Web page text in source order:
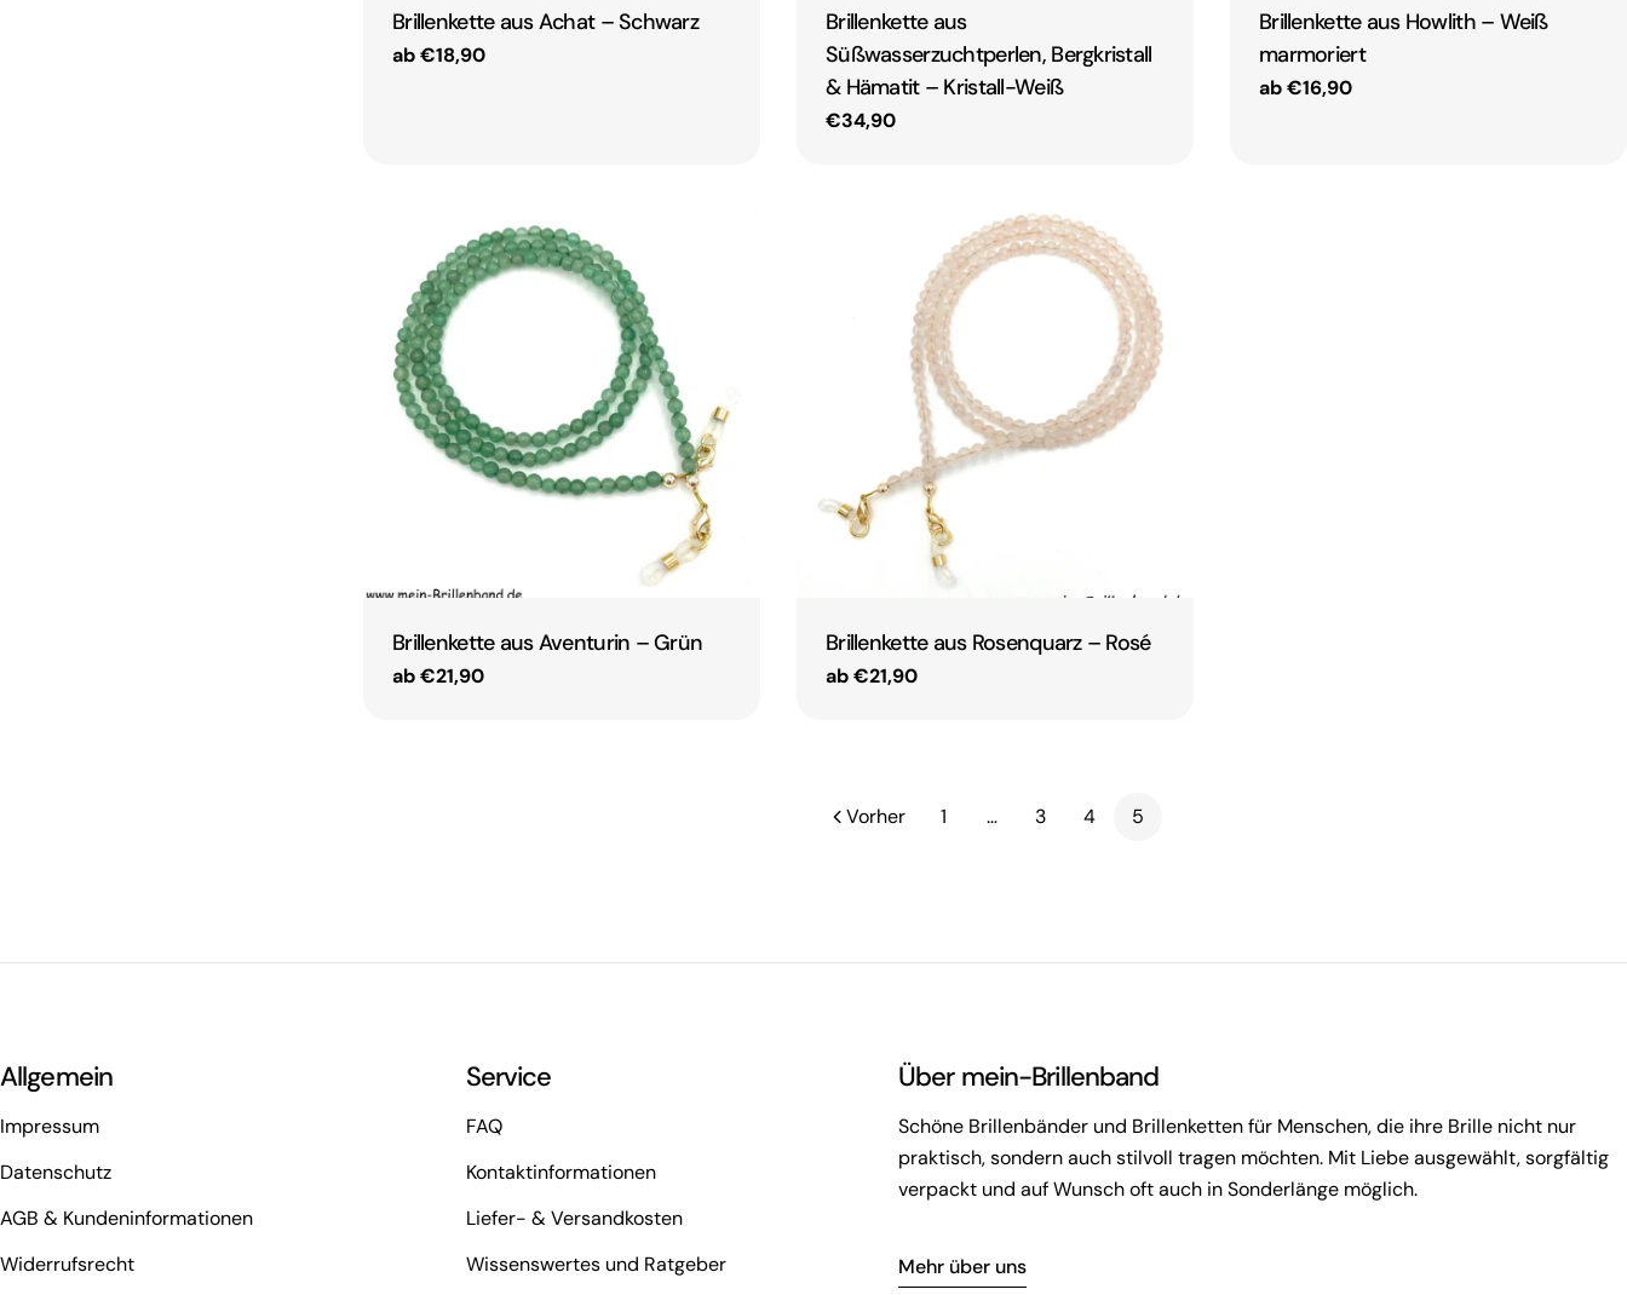
Brillenkette aus Achat – Schwarz
Regulärer
ab €18,90
Brillenkette aus
Süßwasserzuchtperlen, Bergkristall
& Hämatit – Kristall-Weiß
Regulärer
€34,90
Brillenkette aus Howlith – Weiß
marmoriert
Regulärer
ab €16,90
Brillenkette aus Aventurin – Grün
Regulärer
ab €21,90
Brillenkette aus Rosenquarz – Rosé
Regulärer
ab €21,90
Vorher 1 … 3 4 5
Allgemein
Impressum
Datenschutz
AGB & Kundeninformationen
Widerrufsrecht
Service
FAQ
Kontaktinformationen
Liefer- & Versandkosten
Wissenswertes und Ratgeber
Über mein-Brillenband
Schöne Brillenbänder und Brillenketten für Menschen, die ihre Brille nicht nur
praktisch, sondern auch stilvoll tragen möchten. Mit Liebe ausgewählt, sorgfältig
verpackt und auf Wunsch oft auch in Sonderlänge möglich.
Mehr über uns